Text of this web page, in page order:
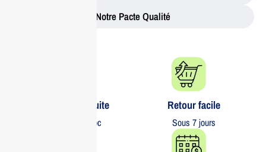
Notre Pacte Qualité
Livraison gratuite​
partout au Maroc
Retour facile​
Sous 7 jours